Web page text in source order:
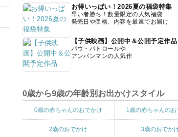
お得いっぱい！2026夏の福袋特集
早い者勝ち！数量限定の人気福袋
発売日や価格、内容を最速でお届け
【子供映画】公開中＆公開予定作品
パウ・パトロールや
アンパンマンの人気作
0歳から9歳の年齢別お出かけスタイル
0歳の赤ちゃんのおでかけ 1歳の赤ちゃんのお
2歳のおでかけ 3歳のおでか